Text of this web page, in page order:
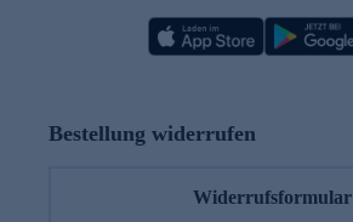
Bestellung widerrufen
Widerrufsformular